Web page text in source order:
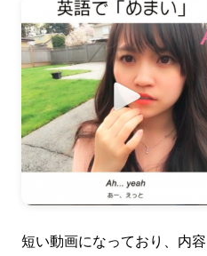
短い動画になっており、内